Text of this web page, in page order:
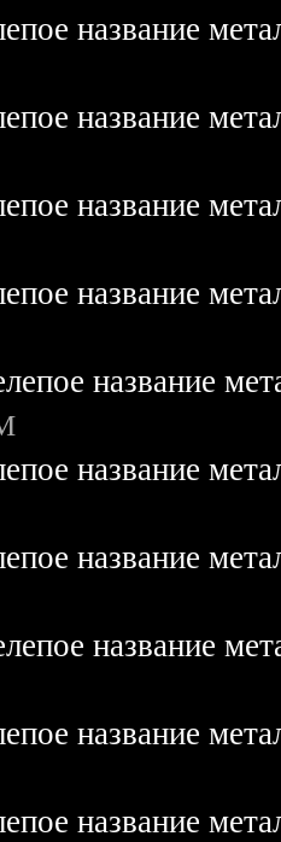
название
название
название
название
название
название
название
название
название
название